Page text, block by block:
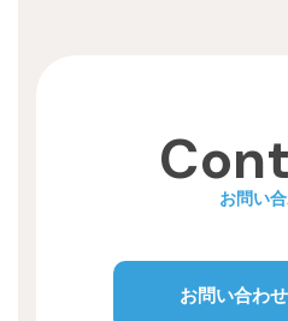
お問い
お問い合わ